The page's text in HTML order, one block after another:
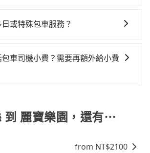
客的人來說就有不小的風險。最後，
天或者載行李時，就顯得非常不便。
清楚具體價格和注意事項。相比之
以更加準確地了解行程所需時間和費
車型而有所不同，建議可以直接上旅
或特殊包車服務？
車司機小費？需要再額外給小費
到 麗寶樂園，還有⋯
from NT$2100